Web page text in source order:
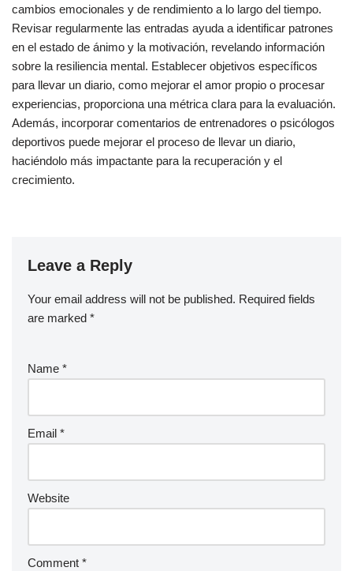
cambios emocionales y de rendimiento a lo largo del tiempo.
Revisar regularmente las entradas ayuda a identificar patrones
en el estado de ánimo y la motivación, revelando información
sobre la resiliencia mental. Establecer objetivos específicos
para llevar un diario, como mejorar el amor propio o procesar
experiencias, proporciona una métrica clara para la evaluación.
Además, incorporar comentarios de entrenadores o psicólogos
deportivos puede mejorar el proceso de llevar un diario,
haciéndolo más impactante para la recuperación y el
crecimiento.
Leave a Reply
Your email address will not be published. Required fields
are marked *
Name *
Email *
Website
Comment *